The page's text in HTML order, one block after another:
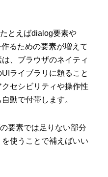
とえばdialog要素や
るための要素が増えて
、ブラウザのネイティ
ライブラリに頼ること
セシビリティや操作性
動で付帯します。
要素では足りない部分
使うことで補えばいい